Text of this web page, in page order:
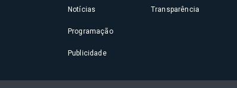
Notícias
Programação
Publicidade
Transparência